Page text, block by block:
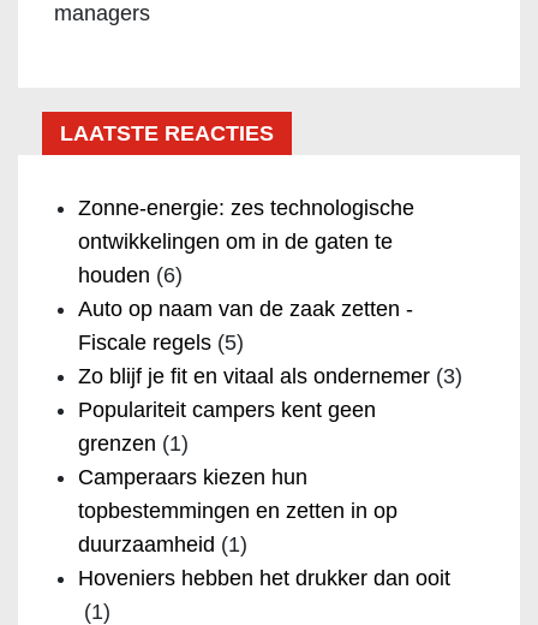
managers
LAATSTE REACTIES
Zonne-energie: zes technologische
ontwikkelingen om in de gaten te
houden (6)
Auto op naam van de zaak zetten -
Fiscale regels (5)
Zo blijf je fit en vitaal als ondernemer (3)
Populariteit campers kent geen
grenzen (1)
Camperaars kiezen hun
topbestemmingen en zetten in op
duurzaamheid (1)
Hoveniers hebben het drukker dan ooit
(1)